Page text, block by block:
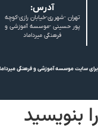
آدرس:
تهران -شهرری-خیابان رازی-کوچه
پور حسینی -موسسه آموزشی و
فرهنگی میرداماد
سایت موسسه آموزشی و فرهنگی
بنویسید